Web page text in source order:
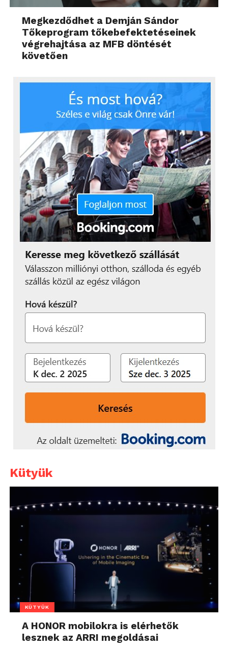
Megkezdődhet a Demján Sándor
Tőkeprogram tőkebefektetéseinek
végrehajtása az MFB döntését
követően
Kütyük
KÜTYÜK
A HONOR mobilokra is elérhetők
lesznek az ARRI megoldásai